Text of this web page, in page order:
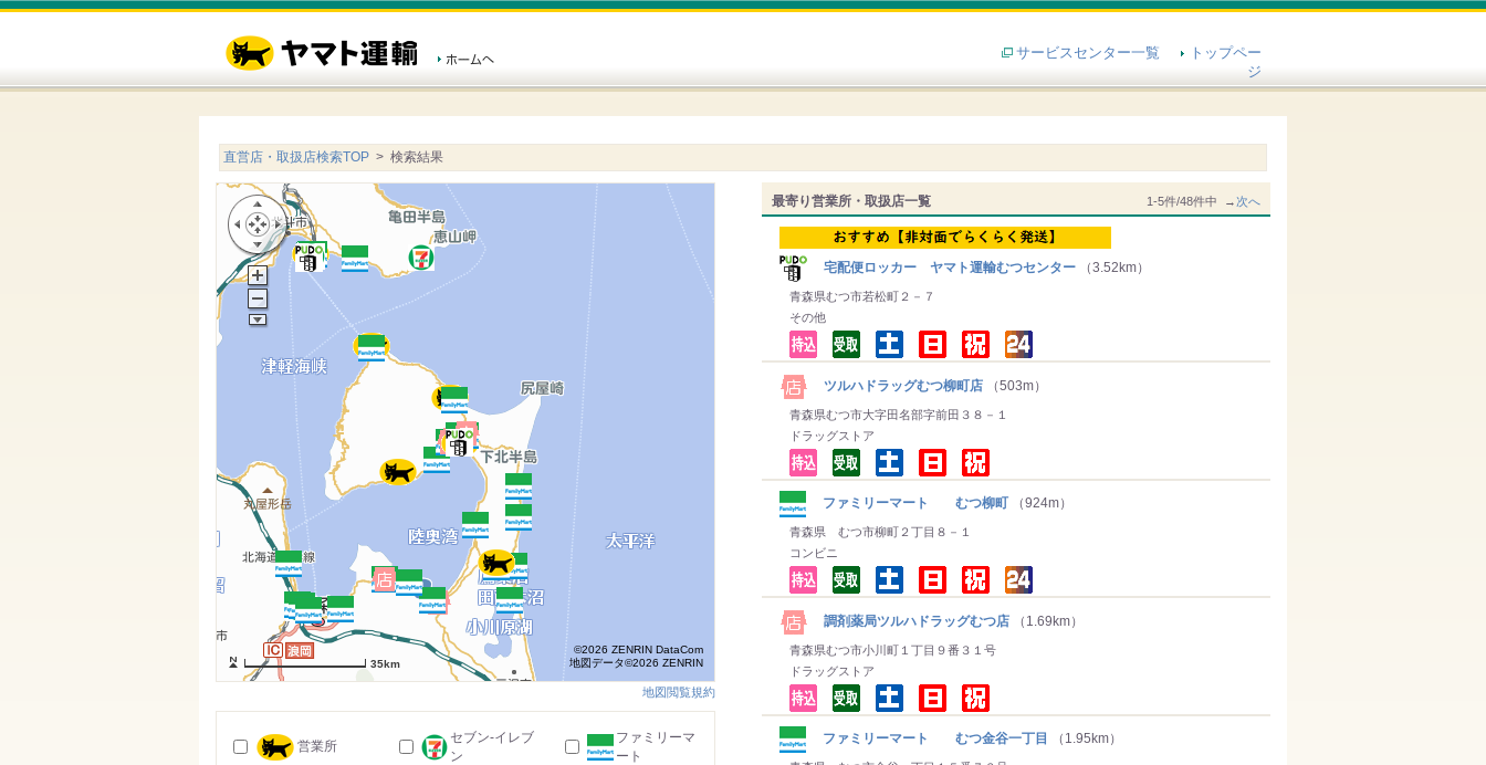
サービスセンター一覧
トップペー
ジ
直営店・取扱店検索TOP > 検索結果
最寄り営業所・取扱店一覧 1-5件/48件中 →次へ
宅配便ロッカー ヤマト運輸むつセンター （3.52km）
青森県むつ市若松町２－７
その他
ツルハドラッグむつ柳町店 （503m）
青森県むつ市大字田名部字前田３８－１
ドラッグストア
ファミリーマート むつ柳町 （924m）
青森県 むつ市柳町２丁目８－１
コンビニ
調剤薬局ツルハドラッグむつ店 （1.69km）
青森県むつ市小川町１丁目９番３１号
ドラッグストア
ファミリーマート むつ金谷一丁目 （1.95km）
35km
©2026 ZENRIN DataCom
地図データ©2026 ZENRIN
地図閲覧規約
営業所
セブン-イレブ
ン
ファミリーマ
ート